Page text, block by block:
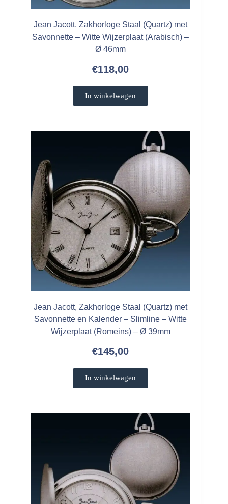
Jean Jacott, Zakhorloge Staal (Quartz) met
Savonnette – Witte Wijzerplaat (Arabisch) –
Ø 46mm
€118,00
In winkelwagen
Jean Jacott, Zakhorloge Staal (Quartz) met
Savonnette en Kalender – Slimline – Witte
Wijzerplaat (Romeins) – Ø 39mm
€145,00
In winkelwagen